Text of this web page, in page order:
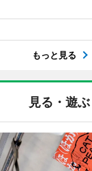
もっと見る
見る・遊ぶ